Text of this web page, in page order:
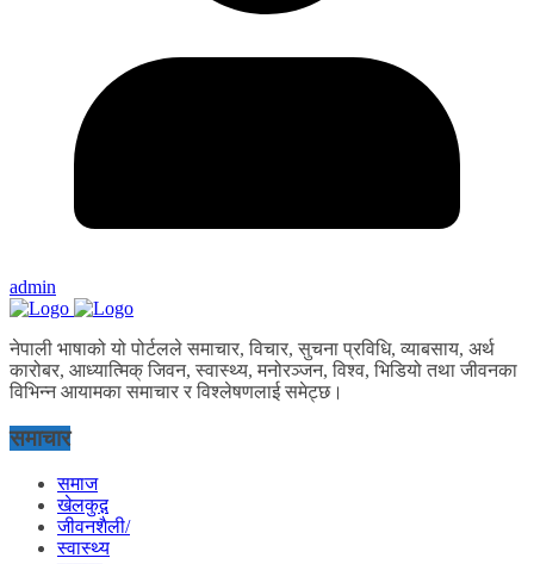
admin
नेपाली भाषाको यो पोर्टलले समाचार, विचार, सुचना प्रविधि, व्याबसाय, अर्थ
कारोबर, आध्यात्मिक् जिवन, स्वास्थ्य, मनोरञ्जन, विश्व, भिडियो तथा जीवनका
विभिन्न आयामका समाचार र विश्लेषणलाई समेट्छ।
समाचार
समाज
खेलकुद़़
जीवनशैली/
स्वास्थ्य